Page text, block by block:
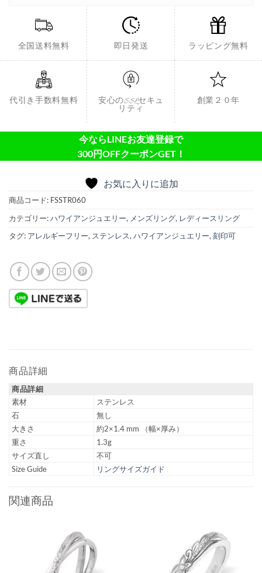
全国送料無料 即日発送 ラッピング無料
代引き手数料無料
安心のSSLセキュ
リティ
創業２０年
今ならLINEお友達登録で
300円OFFクーポンGET！
お気に入りに追加
商品コード: FSSTR060
カテゴリー:ハワイアンジュエリー, メンズリング, レディースリング
タグ: アレルギーフリー, ステンレス, ハワイアンジュエリー, 刻印可
商品詳細
商品詳細
素材
ステンレス
石
無し
大きさ
約2×1.4 mm （幅×厚み）
重さ
1.3g
サイズ直し
不可
Size Guide
リングサイズガイド
関連商品